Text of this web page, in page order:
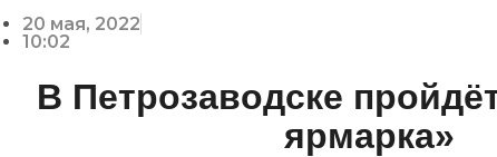
20 мая, 2022
10:02
В Петрозаводске
ярмарка»